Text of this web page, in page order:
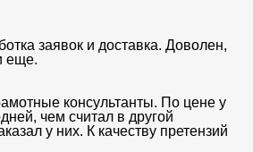
заявок и доставка. Доволен,
еще.
консультанты. По цене у
чем считал в другой
у них. К качеству претензий